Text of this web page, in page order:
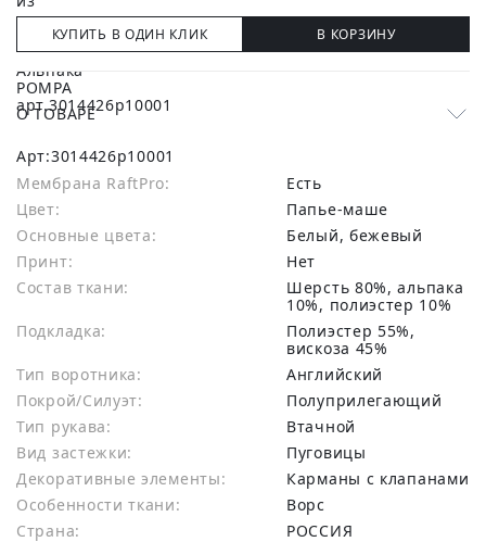
КУПИТЬ В ОДИН КЛИК В КОРЗИНУ
О ТОВАРЕ
Арт:3014426p10001
Мембрана RaftPro:
есть
Цвет:
Папье-маше
Основные цвета:
белый, бежевый
Принт:
Нет
Состав ткани:
шерсть 80%, альпака
10%, полиэстер 10%
Подкладка:
Полиэстер 55%,
вискоза 45%
Тип воротника:
Английский
Покрой/Силуэт:
Полуприлегающий
Тип рукава:
Втачной
Вид застежки:
Пуговицы
Декоративные элементы:
Карманы с клапанами
Особенности ткани:
Ворс
Страна:
РОССИЯ